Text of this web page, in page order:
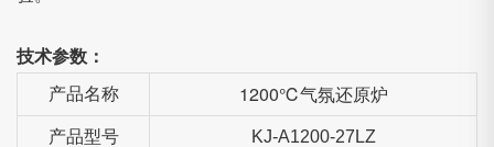
技术参数：
产品名称
1200℃气氛还原炉
产品型号 KJ-A1200-27LZ